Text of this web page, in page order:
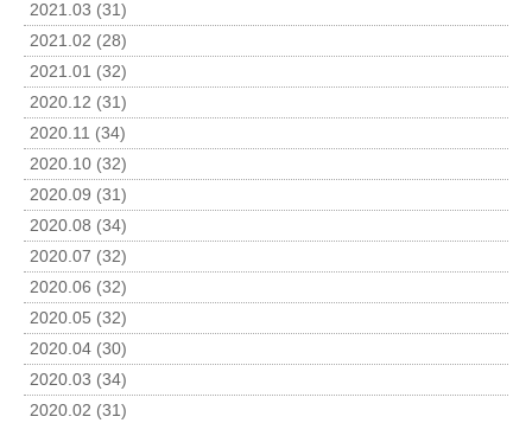
2021.03 (31)
2021.02 (28)
2021.01 (32)
2020.12 (31)
2020.11 (34)
2020.10 (32)
2020.09 (31)
2020.08 (34)
2020.07 (32)
2020.06 (32)
2020.05 (32)
2020.04 (30)
2020.03 (34)
2020.02 (31)